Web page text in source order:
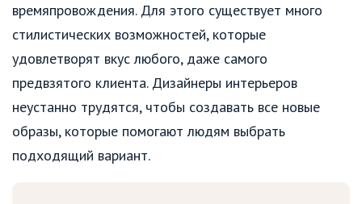
времяпровождения. Для этого существует много
стилистических возможностей, которые
удовлетворят вкус любого, даже самого
предвзятого клиента. Дизайнеры интерьеров
неустанно трудятся, чтобы создавать все новые
образы, которые помогают людям выбрать
подходящий вариант.